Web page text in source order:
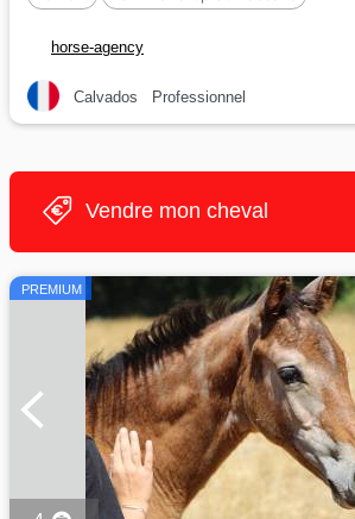
horse-agency
Calvados Professionnel
Vendre mon cheval
PREMIUM